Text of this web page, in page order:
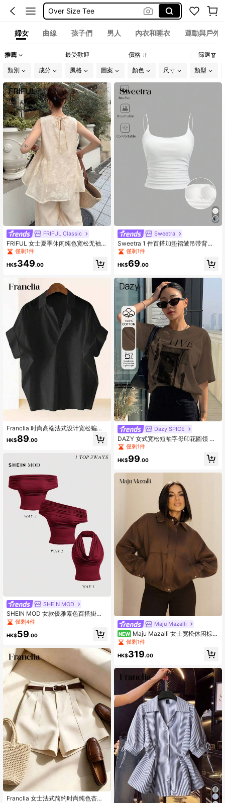
Over Size Tee
Frenchy
Plus Size Women Tshirt
婦女 曲線 孩子們 男人 內衣和睡衣 運動與戶外
推薦 最受歡迎 價格 篩選
類別 成分 風格 圖案 顏色 尺寸 類型
FRIFUL Classic
FRIFUL 女士夏季休闲纯色宽松无袖上
衣和裤子两件套家居服套装
僅剩1件
HK$349.00
Franclia 时尚高端法式设计宽松蝙蝠
袖翻领女式衬衫，黑色上衣
HK$89.00
SHEIN MOD
SHEIN MOD 女款優雅素色百搭掛脖
上衣，夏季
僅剩4件
HK$59.00
Franclia 女士法式简约时尚纯色杏色
Sweetra
Sweetra 1 件百搭加垫褶皱吊带背
心，纯色
僅剩1件
HK$69.00
Dazy SPICE
DAZY 女式宽松短袖字母印花圆领 T
恤，夏季运动休闲图案 T 恤
僅剩1件
HK$99.00
Maju Mazalli
NEW Maju Mazalli 女士宽松休闲棕色
短款外套，秋冬款
僅剩1件
HK$319.00